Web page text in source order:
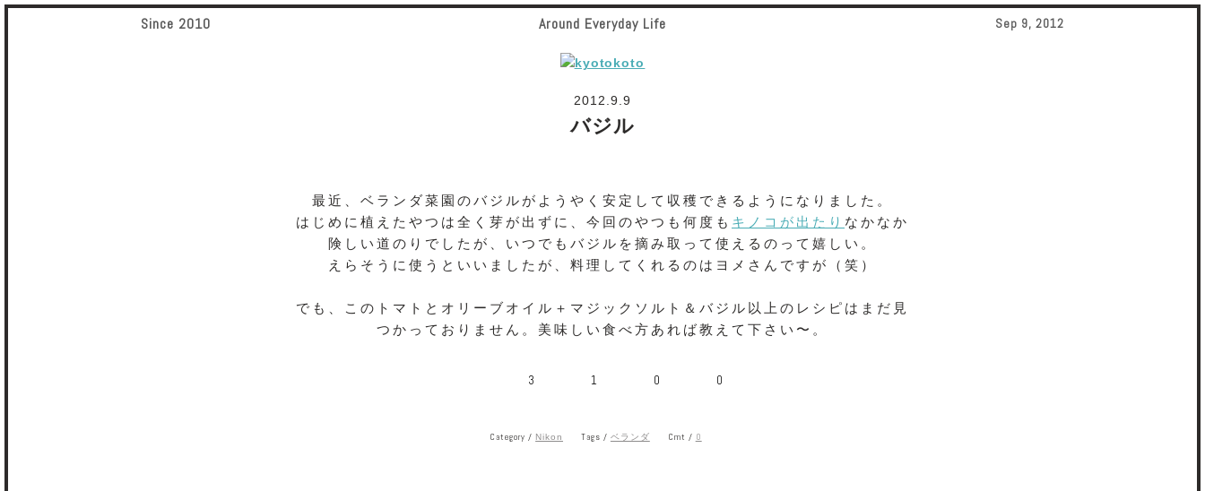
Since 2010 Around Everyday Life Sep 9, 2012
2012.9.9
バジル
最近、ベランダ菜園のバジルがようやく安定して収穫できるようになりました。
はじめに植えたやつは全く芽が出ずに、今回のやつも何度も キノコが出たり なかなか
険しい道のりでしたが、いつでもバジルを摘み取って使えるのって嬉しい。
えらそうに使うといいましたが、料理してくれるのはヨメさんですが（笑）
でも、このトマトとオリーブオイル＋マジックソルト＆バジル以上のレシピはまだ見
つかっておりません。美味しい食べ方あれば教えて下さい〜。
3 1 0 0
Category / Nikon Tags / ベランダ Cmt / 0